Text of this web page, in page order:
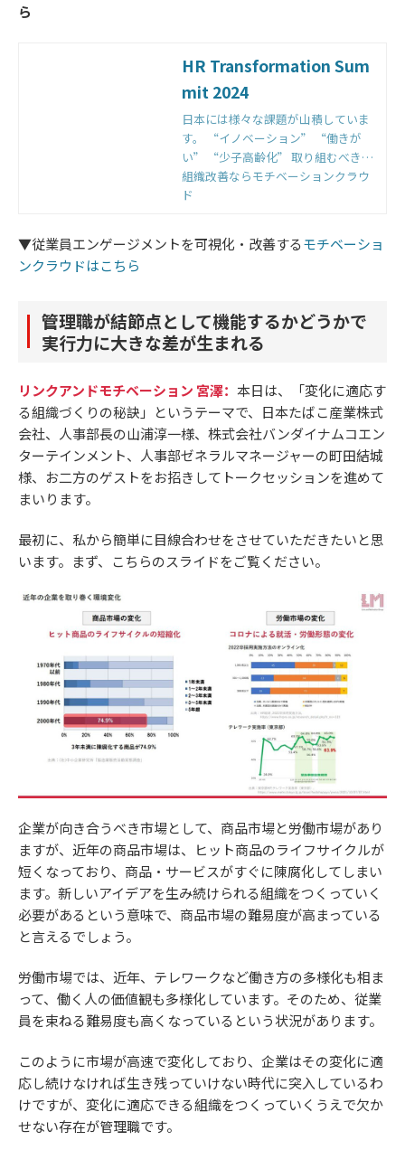
ら
HR Transformation Sum
mit 2024
日本には様々な課題が山積していま
す。 “イノベーション” “働きが
い” “少子高齢化” 取り組むべきテ
ーマは年々増え続けて、各社取り組
みを進めるものの、 企業価値の向上
技術進化に注目が集まっています
わらなければ、日本は変わらない。
人が変わらなければ、企業は変わら
ジンとして未来を創る。 私たちはそ
んな意志を持ち、HR Transformation
Summit 2024を 開催します。
組織改善ならモチベーションクラウ
ド
▼従業員エンゲージメントを可視化・改善するモチベーショ
ンクラウドはこちら
管理職が結節点として機能するかどうかで
実行力に大きな差が生まれる
リンクアンドモチベーション 宮澤： 本日は、「変化に適応す
る組織づくりの秘訣」というテーマで、日本たばこ産業株式
会社、人事部長の山浦淳一様、株式会社バンダイナムコエン
ターテインメント、人事部ゼネラルマネージャーの町田結城
様、お二方のゲストをお招きしてトークセッションを進めて
まいります。
最初に、私から簡単に目線合わせをさせていただきたいと思
います。まず、こちらのスライドをご覧ください。
企業が向き合うべき市場として、商品市場と労働市場があり
ますが、近年の商品市場は、ヒット商品のライフサイクルが
短くなっており、商品・サービスがすぐに陳腐化してしまい
ます。新しいアイデアを生み続けられる組織をつくっていく
必要があるという意味で、商品市場の難易度が高まっている
と言えるでしょう。
労働市場では、近年、テレワークなど働き方の多様化も相ま
って、働く人の価値観も多様化しています。そのため、従業
員を束ねる難易度も高くなっているという状況があります。
このように市場が高速で変化しており、企業はその変化に適
応し続けなければ生き残っていけない時代に突入しているわ
けですが、変化に適応できる組織をつくっていくうえで欠か
せない存在が管理職です。